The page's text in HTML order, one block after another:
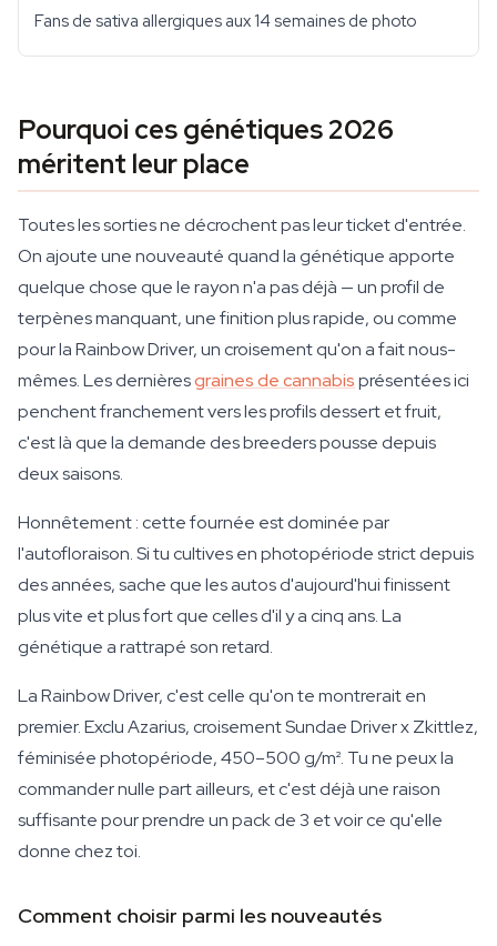
Fans de sativa allergiques aux 14 semaines de photo
Pourquoi ces génétiques 2026
méritent leur place
Toutes les sorties ne décrochent pas leur ticket d'entrée.
On ajoute une nouveauté quand la génétique apporte
quelque chose que le rayon n'a pas déjà — un profil de
terpènes manquant, une finition plus rapide, ou comme
pour la Rainbow Driver, un croisement qu'on a fait nous-
mêmes. Les dernièresgraines de cannabisprésentées ici
penchent franchement vers les profils dessert et fruit,
c'est là que la demande des breeders pousse depuis
deux saisons.
Honnêtement : cette fournée est dominée par
l'autofloraison. Si tu cultives en photopériode strict depuis
des années, sache que les autos d'aujourd'hui finissent
plus vite et plus fort que celles d'il y a cinq ans. La
génétique a rattrapé son retard.
La Rainbow Driver, c'est celle qu'on te montrerait en
premier. Exclu Azarius, croisement Sundae Driver x Zkittlez,
féminisée photopériode, 450–500 g/m². Tu ne peux la
commander nulle part ailleurs, et c'est déjà une raison
suffisante pour prendre un pack de 3 et voir ce qu'elle
donne chez toi.
Comment choisir parmi les nouveautés